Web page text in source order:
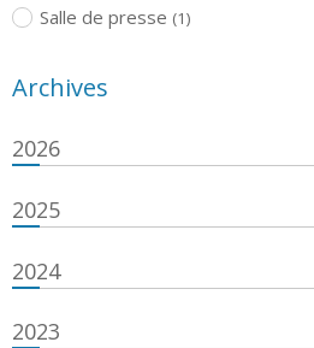
Salle de presse (1)
Archives
2026
2025
2024
2023